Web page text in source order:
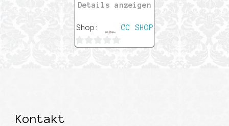
Details anzeigen
Shop: CC SHOP
Kontakt